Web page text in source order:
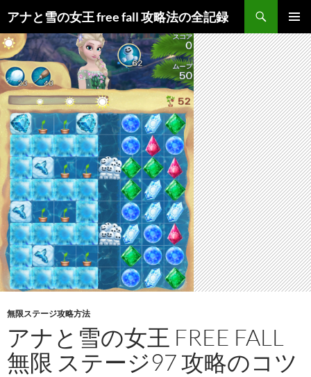
アナと雪の女王 free fall 攻略法の全記録
索
メインメ
ニュー
ン
テ
ン
ツ
へ
ス
キ
ッ
プ
無限ステージ攻略方法
アナと雪の女王 FREE FALL
無限 ステージ97 攻略のコツ